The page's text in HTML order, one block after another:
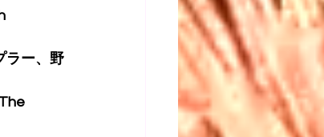
ラー、野